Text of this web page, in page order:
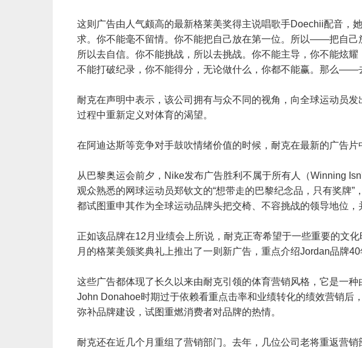
这则广告由人气颇高的最新格莱美奖得主说唱歌手Doechii配音，
求。你不能毫不留情。你不能把自己放在第一位。所以——把自己
所以去自信。你不能挑战，所以去挑战。你不能主导，你不能炫
不能打破纪录，你不能得分，无论做什么，你都不能赢。那么——
耐克在声明中表示，该公司拥有与众不同的视角，向全球运动员
过程中重新定义对体育的渴望。
在阿迪达斯等竞争对手鼓吹情绪价值的时候，耐克在最新的广告片
从巴黎奥运会前夕，Nike发布广告胜利不属于所有人（Winning
观众熟悉的网球运动员郑钦文的“想带走的巴黎纪念品，只有奖牌”
都试图重申其作为全球运动品牌头把交椅、不容挑战的领导地位，
正如该品牌在12月业绩会上所说，耐克正寄希望于一些重要的文
月的格莱美颁奖典礼上推出了一则新广告，重点介绍Jordan品牌40
这些广告都体现了长久以来由耐克引领的体育营销风格，它是一
John Donahoe时期过于依赖看重点击率和业绩转化的绩效营销后
弥补品牌建设，试图重燃消费者对品牌的热情。
耐克还在近几个月重组了营销部门。去年，几位公司老将重返营